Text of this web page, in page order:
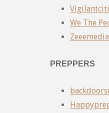
We The
PREPPERS